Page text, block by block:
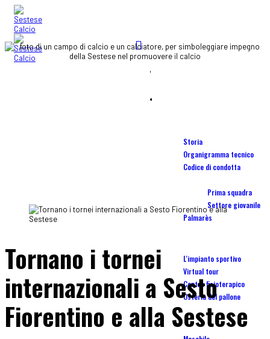
Storia
Organigramma tecnico
Codice di condotta
Prima squadra
Settore giovanile
Palmarès
L'impianto sportivo
Virtual tour
Centro fisioterapico
Osteria del pallone
Scuola Calcio
STADIO
OSTERIA DEL PALLONE
Tornano i tornei
internazionali a Sesto
Fiorentino e alla Sestese